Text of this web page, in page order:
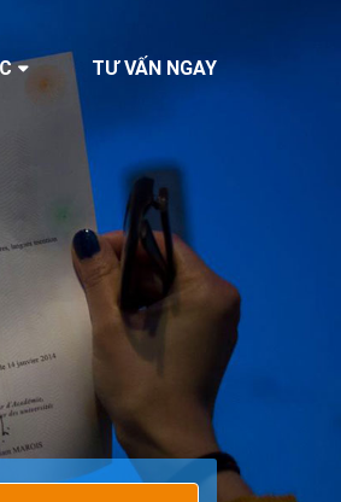
TƯ VẤN NGAY